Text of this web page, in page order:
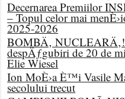
Decernarea Premiilor
– Topul celor mai
2025-2026
BOMBÄ‚
despÄƒgubiri de 20 de
Elie Wiesel
Ion MoÈ›a È™i Vasile
secolului trecut